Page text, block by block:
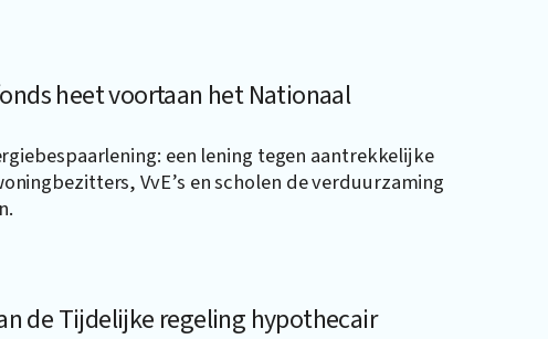
heet voortaan het Nationaal
een lening tegen aantrekkelijke
VvE’s en scholen de verduurzaming
de Tijdelijke regeling hypothecair